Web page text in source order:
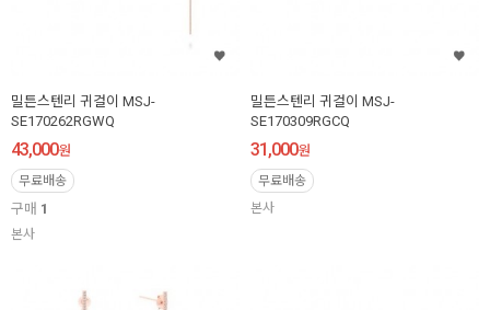
밀튼스텐리 귀걸이 MSJ-
SE170262RGWQ
43,000원
무료배송
구매 1
본사
밀튼스텐리 귀걸이 MSJ-
SE170309RGCQ
31,000원
무료배송
본사